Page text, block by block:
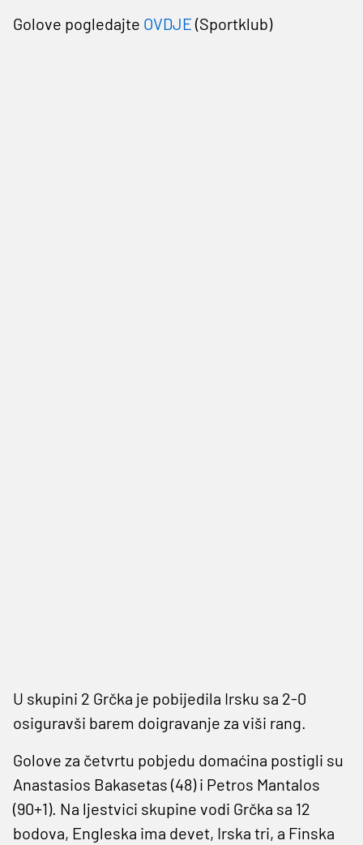
Golove pogledajte OVDJE (Sportklub)
U skupini 2 Grčka je pobijedila Irsku sa 2-0
osiguravši barem doigravanje za viši rang.
Golove za četvrtu pobjedu domaćina postigli su
Anastasios Bakasetas (48) i Petros Mantalos
(90+1). Na ljestvici skupine vodi Grčka sa 12
bodova, Engleska ima devet, Irska tri, a Finska